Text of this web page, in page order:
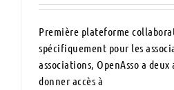
Première plateforme
spécifiquement pour les
associations, OpenAsso a
donner accès à